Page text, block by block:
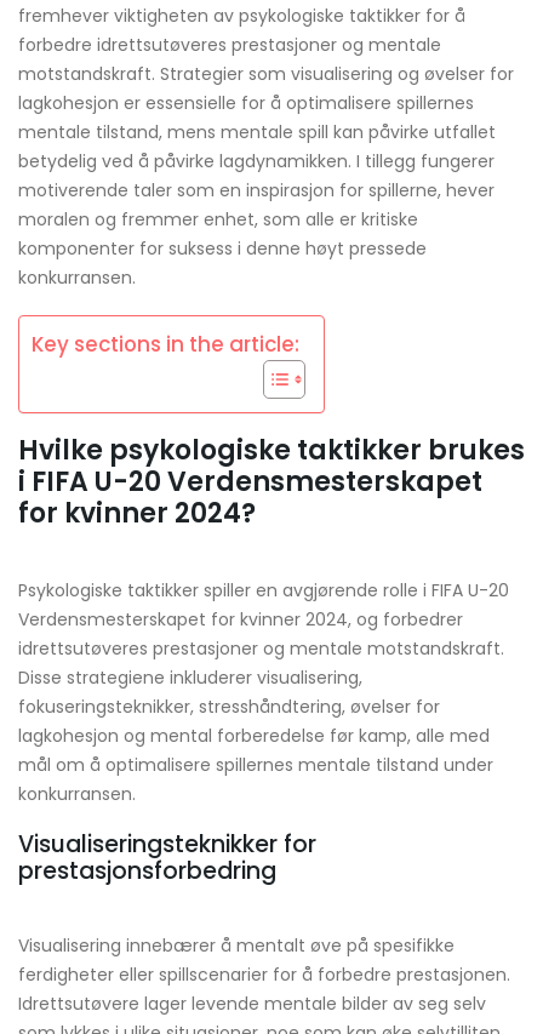
fremhever viktigheten av psykologiske taktikker for å
forbedre idrettsutøveres prestasjoner og mentale
motstandskraft. Strategier som visualisering og øvelser for
lagkohesjon er essensielle for å optimalisere spillernes
mentale tilstand, mens mentale spill kan påvirke utfallet
betydelig ved å påvirke lagdynamikken. I tillegg fungerer
motiverende taler som en inspirasjon for spillerne, hever
moralen og fremmer enhet, som alle er kritiske
komponenter for suksess i denne høyt pressede
konkurransen.
Key sections in the article:
Hvilke psykologiske taktikker brukes
i FIFA U-20 Verdensmesterskapet
for kvinner 2024?
Psykologiske taktikker spiller en avgjørende rolle i FIFA U-20
Verdensmesterskapet for kvinner 2024, og forbedrer
idrettsutøveres prestasjoner og mentale motstandskraft.
Disse strategiene inkluderer visualisering,
fokuseringsteknikker, stresshåndtering, øvelser for
lagkohesjon og mental forberedelse før kamp, alle med
mål om å optimalisere spillernes mentale tilstand under
konkurransen.
Visualiseringsteknikker for
prestasjonsforbedring
Visualisering innebærer å mentalt øve på spesifikke
ferdigheter eller spillscenarier for å forbedre prestasjonen.
Idrettsutøvere lager levende mentale bilder av seg selv